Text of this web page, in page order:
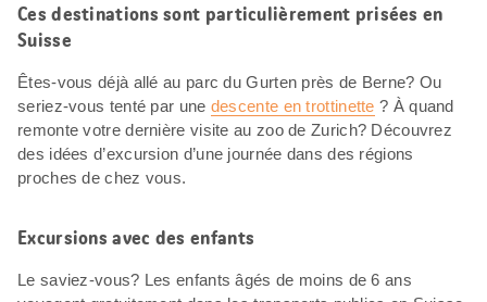
Ces destinations sont particulièrement prisées en
Suisse
Êtes-vous déjà allé au parc du Gurten près de Berne? Ou
seriez-vous tenté par une descente en trottinette ? À quand
remonte votre dernière visite au zoo de Zurich? Découvrez
des idées d’excursion d’une journée dans des régions
proches de chez vous.
Excursions avec des enfants
Le saviez-vous? Les enfants âgés de moins de 6 ans